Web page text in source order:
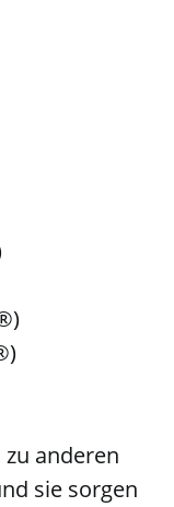
anderen
sie sorgen